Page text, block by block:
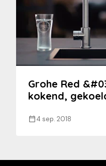
Grohe Red
kokend,
4 sep. 2018